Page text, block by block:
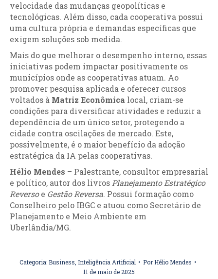
velocidade das mudanças geopolíticas e
tecnológicas. Além disso, cada cooperativa possui
uma cultura própria e demandas específicas que
exigem soluções sob medida.
Mais do que melhorar o desempenho interno, essas
iniciativas podem impactar positivamente os
municípios onde as cooperativas atuam. Ao
promover pesquisa aplicada e oferecer cursos
voltados à Matriz Econômica local, criam-se
condições para diversificar atividades e reduzir a
dependência de um único setor, protegendo a
cidade contra oscilações de mercado. Este,
possivelmente, é o maior benefício da adoção
estratégica da IA pelas cooperativas.
Hélio Mendes – Palestrante, consultor empresarial
e político, autor dos livros Planejamento Estratégico
Reversoe Gestão Reversa. Possui formação como
Conselheiro pelo IBGC e atuou como Secretário de
Planejamento e Meio Ambiente em
Uberlândia/MG.
Categoria:Business Inteligência Artificial PorHélio Mendes
11 de maio de 2025